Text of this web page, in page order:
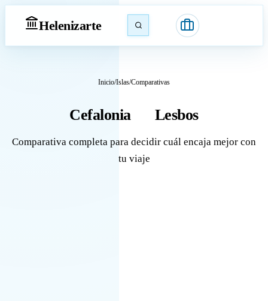
Helenizarte
Inicio/Islas/Comparativas
Cefalonia Lesbos
Comparativa completa para decidir cuál encaja mejor con
tu viaje